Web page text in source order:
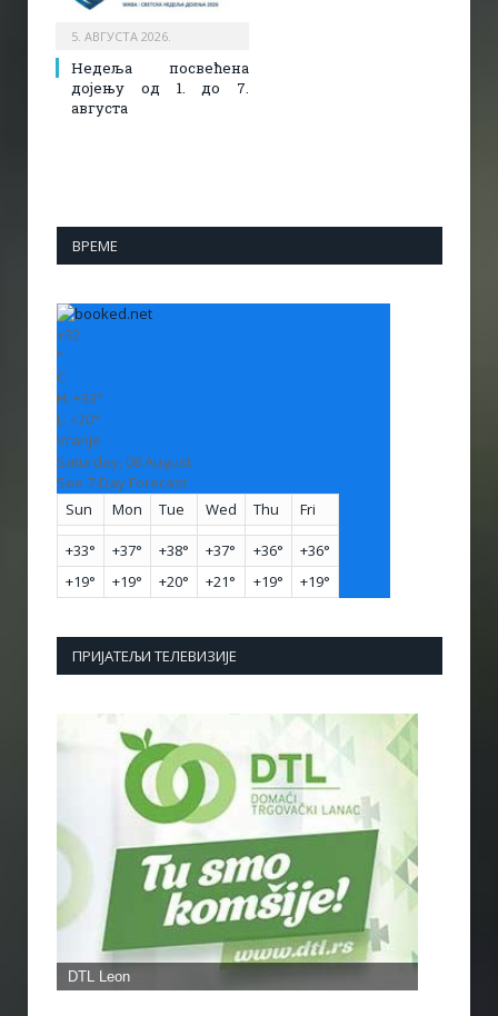
5. АВГУСТА 2026.
Недеља посвећена
дојењу од 1. до 7.
августа
ВРЕМЕ
+32
°
C
H: +33°
L: +20°
Vranje
Saturday, 08 August
See 7-Day Forecast
Sun
Mon Tue Wed Thu Fri
+33° +37° +38° +37° +36° +36°
+19° +19° +20° +21° +19° +19°
ПРИЈАТЕЉИ ТЕЛЕВИЗИЈЕ